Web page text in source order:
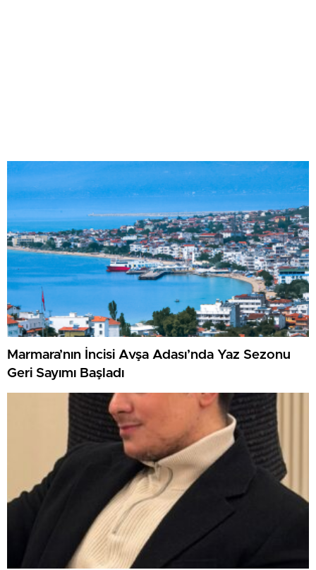
Marmara’nın İncisi Avşa Adası’nda Yaz Sezonu
Geri Sayımı Başladı